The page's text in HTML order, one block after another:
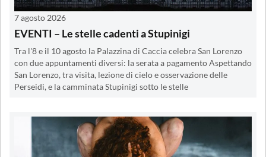
7 agosto 2026
EVENTI – Le stelle cadenti a Stupinigi
Tra l'8 e il 10 agosto la Palazzina di Caccia celebra San Lorenzo
con due appuntamenti diversi: la serata a pagamento Aspettando
San Lorenzo, tra visita, lezione di cielo e osservazione delle
Perseidi, e la camminata Stupinigi sotto le stelle